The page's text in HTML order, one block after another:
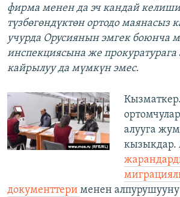
фирма менен да эч кандай
түзбөгөндүктөн ортодо маянасыз
учурда Орусиянын эмгек боюнча
инспекциясына же
кайрылуу да мүмкүн эмес.
алууга
кызыкдар.
документтери менен